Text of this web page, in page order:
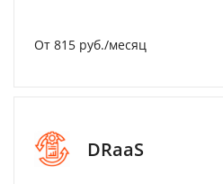
От 815 руб./месяц
DRaaS